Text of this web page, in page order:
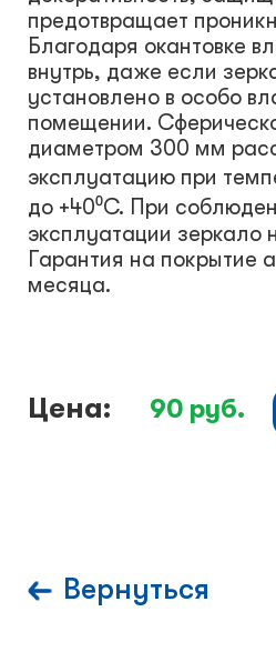
предотвращает
Благодаря окантовке
внутрь, даже если
установлено в особо
помещении.
диаметром 300 мм
эксплуатацию при
до +40⁰С. При
эксплуатации зеркало
Гарантия на покрытие
месяца.
Цена: 90 руб.
Вернуться